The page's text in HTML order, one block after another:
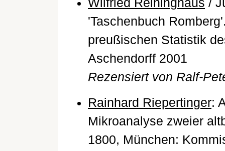
Wilfried Reininghaus /
'Taschenbuch
preußischen Statistik
Aschendorff 2001
Rezensiert von Ralf-
Rainhard Riepertinger:
Mikroanalyse zweier
1800, München: